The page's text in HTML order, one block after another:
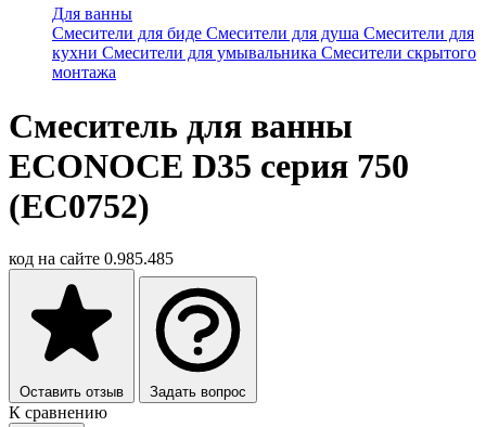
Для ванны
Смесители для биде Смесители для душа Смесители для
кухни Смесители для умывальника Смесители скрытого
монтажа
Смеситель для ванны
ECONOCE D35 серия 750
(EC0752)
код на сайте 0.985.485
Оставить отзыв Задать вопрос
К сравнению